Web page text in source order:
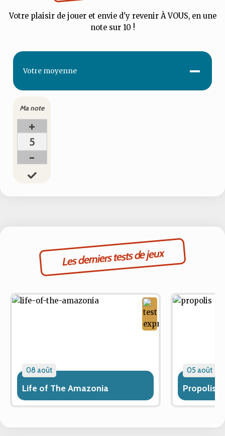
Votre plaisir de jouer et envie d'y revenir À VOUS, en une
note sur 10 !
Votre moyenne -
Ma note
+
5
-
Les derniers tests de jeux
08 août
Life of The Amazonia
05 août
Propolis